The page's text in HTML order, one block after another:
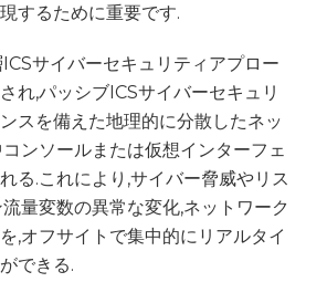
するために重要です.
サイバーセキュリティアプロー
れ,パッシブICSサイバーセキュリ
スを備えた地理的に分散したネッ
コンソールまたは仮想インターフェ
る.これにより,サイバー脅威やリス
量変数の異常な変化,ネットワーク
,オフサイトで集中的にリアルタイ
できる.